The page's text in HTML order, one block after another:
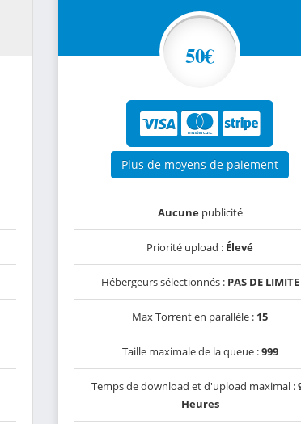
50€
Plus de moyens de paiement
Aucunepublicité
Priorité upload : Élevé
Hébergeurs sélectionnés : PAS DE LIMITE
Max Torrent en parallèle : 15
Taille maximale de la queue :999
Temps de download et d'upload maximal :
Heures